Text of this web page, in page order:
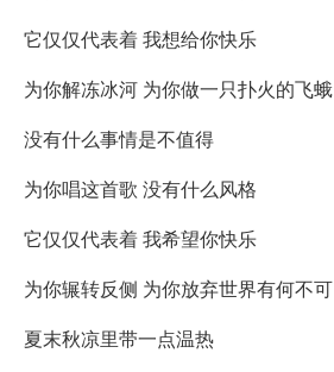
它仅仅代表着 我想给你快乐
为你解冻冰河 为你做一只扑火的飞蛾
没有什么事情是不值得
为你唱这首歌 没有什么风格
它仅仅代表着 我希望你快乐
为你辗转反侧 为你放弃世界有何不可
夏末秋凉里带一点温热